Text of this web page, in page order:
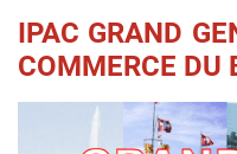
IPAC GRAND
COMMERCE DU